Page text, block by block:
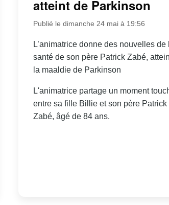
atteint de Parkinson
Publié le dimanche 24 mai à 19:56
L’animatrice donne des nouvelles de
santé de son père Patrick Zabé,
la maaldie de Parkinson
L'animatrice partage un moment
entre sa fille Billie et son père Patrick
Zabé, âgé de 84 ans.